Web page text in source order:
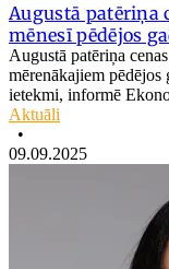
Augustā patēriņa
mēnesī pēdējos
Augustā patēriņa
mērenākajiem
ietekmi, informē
Aktuāli
•
09.09.2025